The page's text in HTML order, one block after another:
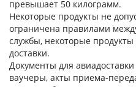
превышает 50 килограмм.
Некоторые продукты не
ограничена правилами
службы, некоторые
доставки.
Документы для
ваучеры, акты приема-